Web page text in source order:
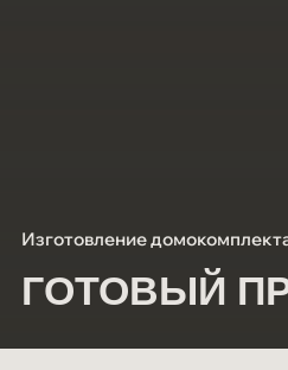
Изготовление
ГОТОВЫЙ